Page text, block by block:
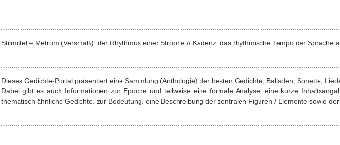
Stilmittel – Metrum (Versmaß): der Rhythmus einer Strophe // Kadenz: das rhythmische Tempo der
Dieses Gedichte-Portal präsentiert eine Sammlung (Anthologie) der besten Gedichte, Balladen, Sonette,
Dabei gibt es auch Informationen zur Epoche und teilweise eine formale Analyse, eine kurze
thematisch ähnliche Gedichte, zur Bedeutung, eine Beschreibung der zentralen Figuren / Elemente sowie